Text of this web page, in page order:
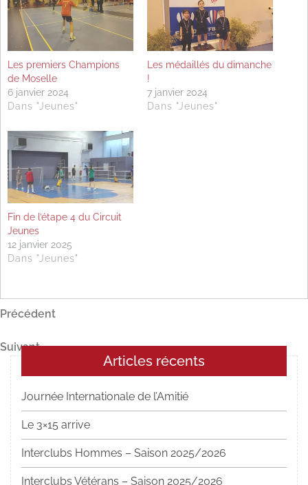
Les premiers Champions
de Moselle
6 janvier 2024
Dans "Jeunes"
Les médaillés du dimanche
!
7 janvier 2024
Dans "Jeunes"
Fin de l’étape 4 du Circuit
Jeunes
12 janvier 2025
Dans "Jeunes"
Navigation
de
l’article
Article
Précédent
Article
suivant
Suivant
Articles récents
Journée Internationale de l’Amitié
Le 3×15 arrive
Interclubs Hommes – Saison 2025/2026
Interclubs Vétérans – Saison 2025/2026